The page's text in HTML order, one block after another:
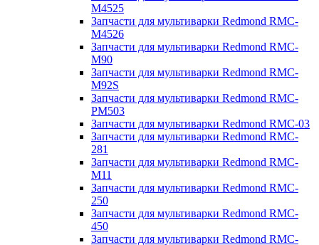
M4525
Запчасти для мультиварки Redmond RMC-
M4526
Запчасти для мультиварки Redmond RMC-
M90
Запчасти для мультиварки Redmond RMC-
M92S
Запчасти для мультиварки Redmond RMC-
PM503
Запчасти для мультиварки Redmond RMC-03
Запчасти для мультиварки Redmond RMC-
281
Запчасти для мультиварки Redmond RMC-
M11
Запчасти для мультиварки Redmond RMC-
250
Запчасти для мультиварки Redmond RMC-
450
Запчасти для мультиварки Redmond RMC-